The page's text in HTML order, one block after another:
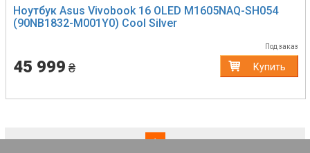
Ноутбук Asus Vivobook 16 OLED M1605NAQ-SH054
(90NB1832-M001Y0) Cool Silver
Под заказ
45 999 ₴ Купить
1(current)